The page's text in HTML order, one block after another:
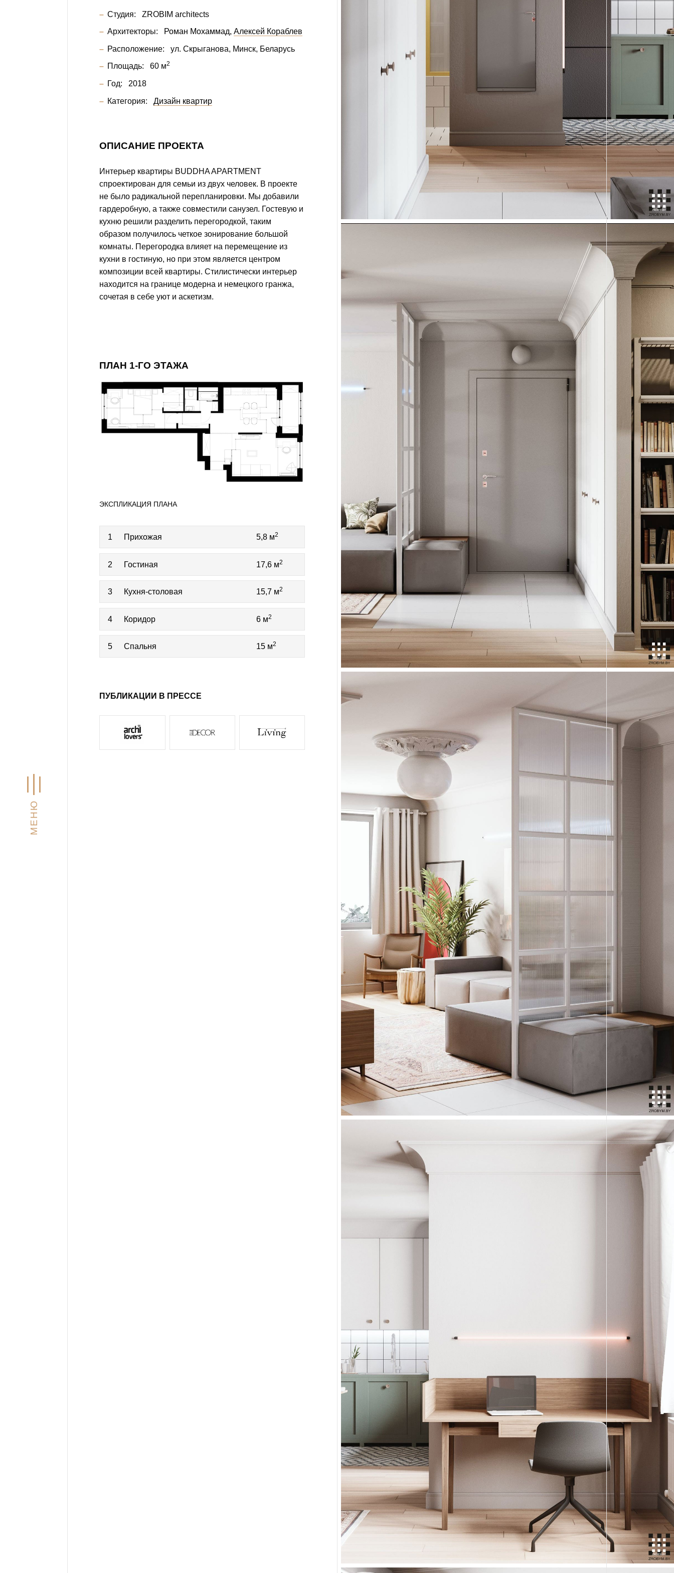
МЕНЮ
Студия: ZROBIM architects
Архитекторы: Роман Мохаммад Алексей Кораблев
Расположение: ул. Скрыганова, Минск, Беларусь
Площадь: 60 м2
Год: 2018
Категория: Дизайн квартир
ОПИСАНИЕ ПРОЕКТА
Интерьер квартиры BUDDHA APARTMENT
спроектирован для семьи из двух человек. В проекте
не было радикальной перепланировки. Мы добавили
гардеробную, а также совместили санузел. Гостевую и
кухню решили разделить перегородкой, таким
образом получилось четкое зонирование большой
комнаты. Перегородка влияет на перемещение из
кухни в гостиную, но при этом является центром
композиции всей квартиры. Стилистически интерьер
находится на границе модерна и немецкого гранжа,
сочетая в себе уют и аскетизм.
ПЛАН 1-ГО ЭТАЖА
ЭКСПЛИКАЦИЯ ПЛАНА
1 Прихожая 5,8 м2
2 Гостиная 17,6 м2
3 Кухня-столовая 15,7 м2
4 Коридор 6 м2
5 Спальня 15 м2
ПУБЛИКАЦИИ В ПРЕССЕ